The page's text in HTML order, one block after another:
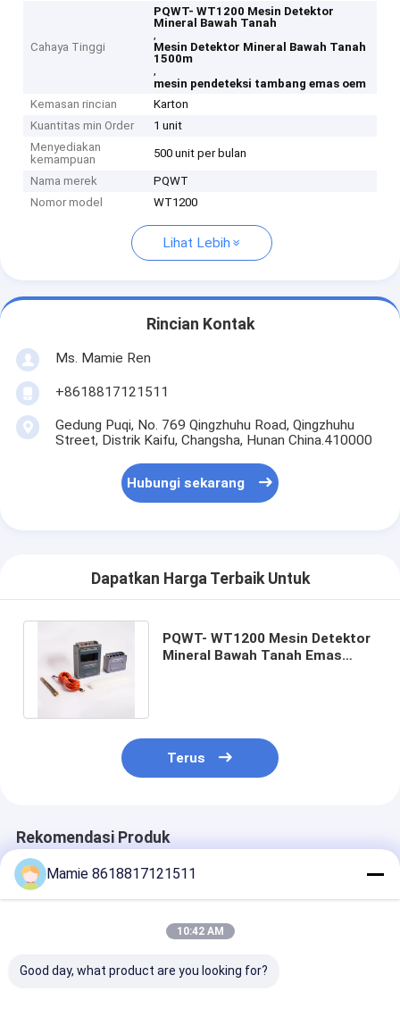
Cahaya Tinggi
PQWT- WT1200 Mesin Detektor
Mineral Bawah Tanah
,
Mesin Detektor Mineral Bawah Tanah
1500m
,
mesin pendeteksi tambang emas oem
Kemasan rincian
Karton
Kuantitas min Order
1 unit
Menyediakan
kemampuan
500 unit per bulan
Nama merek
PQWT
Nomor model
WT1200
Lihat Lebih
Rincian Kontak
Ms. Mamie Ren
+8618817121511
Gedung Puqi, No. 769 Qingzhuhu Road, Qingzhuhu
Street, Distrik Kaifu, Changsha, Hunan China.410000
Hubungi sekarang
Dapatkan Harga Terbaik Untuk
PQWT- WT1200 Mesin Detektor
Mineral Bawah Tanah Emas
Terus
Rekomendasi Produk
Mamie 8618817121511
10:42 AM
Good day, what product are you looking for?